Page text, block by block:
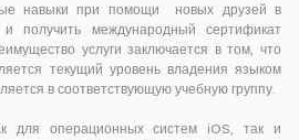
навыки при помощи новых друзей в
получить международный сертификат
услуги заключается в том, что
текущий уровень владения языком
в соответствующую учебную группу.
для операционных систем iOS, так и